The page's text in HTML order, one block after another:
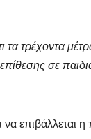
τα τρέχοντα
σε
να επιβάλλεται
Ψήφου